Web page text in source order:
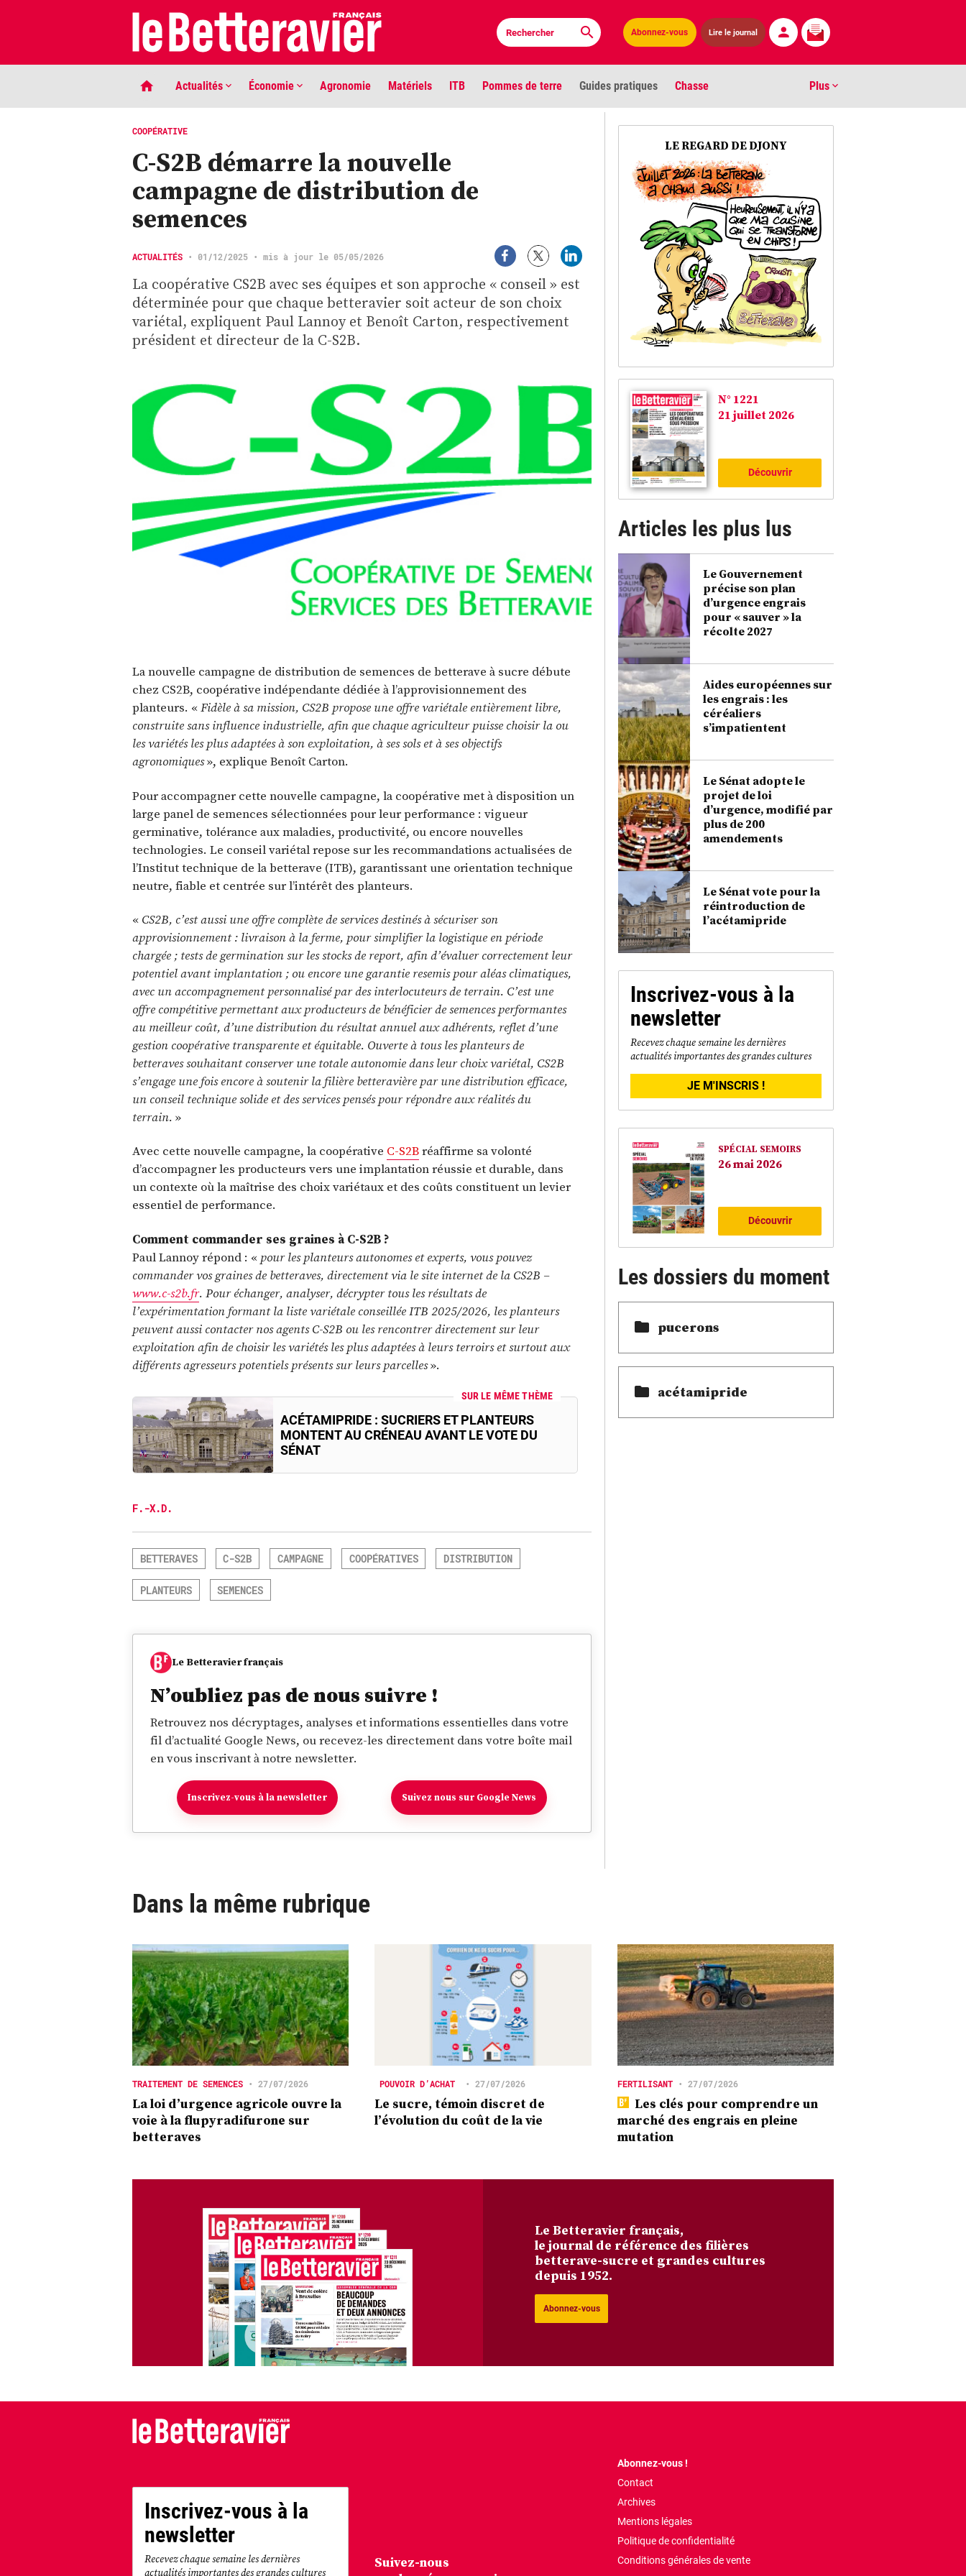
Abonnez-vous Lire le journal
Actualités Économie Agronomie Matériels ITB Pommes de terre Guides pratiques Chasse Plus
LIGNE DE MIRE
Phaco quand tu nous tiens …
LIGNE DE MIRE
Les louvetiers devant le Parlement
PLUS
Anciens numéros
Biocarburants
Environnement
Vidéos
Contact
COOPÉRATIVE
C-S2B démarre la nouvelle
campagne de distribution de
semences
ACTUALITÉS • 01/12/2025 • mis à jour le 05/05/2026
La coopérative CS2B avec ses équipes et son approche « conseil » est
déterminée pour que chaque betteravier soit acteur de son choix
variétal, expliquent Paul Lannoy et Benoît Carton, respectivement
président et directeur de la C-S2B.
La nouvelle campagne de distribution de semences de betterave à sucre débute
chez CS2B, coopérative indépendante dédiée à l’approvisionnement des
planteurs. «Fidèle à sa mission, CS2B propose une offre variétale entièrement libre,
construite sans influence industrielle, afin que chaque agriculteur puisse choisir la ou
les variétés les plus adaptées à son exploitation, à ses sols et à ses objectifs
agronomiques», explique Benoît Carton.
Pour accompagner cette nouvelle campagne, la coopérative met à disposition un
large panel de semences sélectionnées pour leur performance : vigueur
germinative, tolérance aux maladies, productivité, ou encore nouvelles
technologies. Le conseil variétal repose sur les recommandations actualisées de
l’Institut technique de la betterave (ITB), garantissant une orientation technique
neutre, fiable et centrée sur l’intérêt des planteurs.
« CS2B, c’est aussi une offre complète de services destinés à sécuriser son
approvisionnement : livraison à la ferme, pour simplifier la logistique en période
chargée ; tests de germination sur les stocks de report, afin d’évaluer correctement leur
potentiel avant implantation ; ou encore une garantie resemis pour aléas climatiques,
avec un accompagnement personnalisé par des interlocuteurs de terrain. C’est une
offre compétitive permettant aux producteurs de bénéficier de semences performantes
au meilleur coût, d’une distribution du résultat annuel aux adhérents, reflet d’une
gestion coopérative transparente et équitable. Ouverte à tous les planteurs de
betteraves souhaitant conserver une totale autonomie dans leur choix variétal, CS2B
s’engage une fois encore à soutenir la filière betteravière par une distribution efficace,
un conseil technique solide et des services pensés pour répondre aux réalités du
terrain. »
Avec cette nouvelle campagne, la coopérative C-S2Bréaffirme sa volonté
d’accompagner les producteurs vers une implantation réussie et durable, dans
un contexte où la maîtrise des choix variétaux et des coûts constituent un levier
essentiel de performance.
Comment commander ses graines à C-S2B ?
Paul Lannoy répond : « pour les planteurs autonomes et experts, vous pouvez
commander vos graines de betteraves, directement via le site internet de la CS2B –
www.c-s2b.fr. Pour échanger, analyser, décrypter tous les résultats de
l’expérimentation formant la liste variétale conseillée ITB 2025/2026, les planteurs
peuvent aussi contacter nos agents C-S2B ou les rencontrer directement sur leur
exploitation afin de choisir les variétés les plus adaptées à leurs terroirs et surtout aux
différents agresseurs potentiels présents sur leurs parcelles».
SUR LE MÊME THÈME
ACÉTAMIPRIDE : SUCRIERS ET PLANTEURS
MONTENT AU CRÉNEAU AVANT LE VOTE DU
SÉNAT
F.-X.D.
BETTERAVES C-S2B CAMPAGNE COOPÉRATIVES DISTRIBUTION
PLANTEURS SEMENCES
Le Betteravier français
N’oubliez pas de nous suivre !
Retrouvez nos décryptages, analyses et informations essentielles dans votre
fil d’actualité Google News, ou recevez-les directement dans votre boîte mail
en vous inscrivant à notre newsletter.
Inscrivez-vous à la newsletter Suivez nous sur Google News
LE REGARD DE DJONY
N° 1221
21 juillet 2026
Découvrir
Articles les plus lus
Le Gouvernement
précise son plan
d’urgence engrais
pour « sauver » la
récolte 2027
Aides européennes sur
les engrais : les
céréaliers
s’impatientent
Le Sénat adopte le
projet de loi
d’urgence, modifié par
plus de 200
amendements
Le Sénat vote pour la
réintroduction de
l’acétamipride
Inscrivez-vous à la
newsletter
Recevez chaque semaine les dernières
actualités importantes des grandes cultures
JE M'INSCRIS !
SPÉCIAL SEMOIRS
26 mai 2026
Découvrir
Les dossiers du moment
pucerons
acétamipride
Dans la même rubrique
TRAITEMENT DE SEMENCES • 27/07/2026
La loi d’urgence agricole ouvre la
voie à la flupyradifurone sur
betteraves
POUVOIR D’ACHAT • 27/07/2026
Le sucre, témoin discret de
l’évolution du coût de la vie
FERTILISANT • 27/07/2026
Les clés pour comprendre un
marché des engrais en pleine
mutation
Le Betteravier français,
le journal de référence des filières
betterave-sucre et grandes cultures
depuis 1952.
Abonnez-vous
Inscrivez-vous à la
newsletter
Recevez chaque semaine les dernières
actualités importantes des grandes cultures
Suivez-nous
Abonnez-vous !
Contact
Archives
Mentions légales
Politique de confidentialité
Conditions générales de vente